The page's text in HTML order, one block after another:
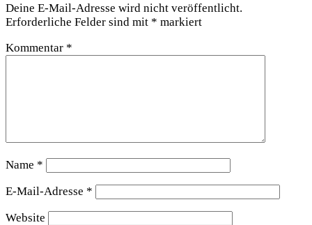
Deine E-Mail-Adresse wird nicht veröffentlicht.
Erforderliche Felder sind mit * markiert
Kommentar *
Name *
E-Mail-Adresse *
Website